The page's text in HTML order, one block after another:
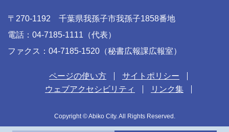
〒270-1192 千葉県我孫子市我孫子1858番地
電話：04-7185-1111（代表）
ファクス：04-7185-1520（秘書広報課広報室）
ページの使い方
サイトポリシー
ウェブアクセシビリティ
リンク集
Copyright © Abiko City. All Rights Reserved.